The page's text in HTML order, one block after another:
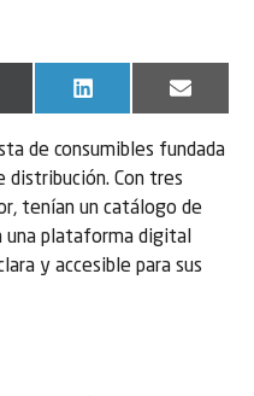
LinkedIn Email
de consumibles fundada
distribución. Con tres
tenían un catálogo de
una plataforma digital
y accesible para sus